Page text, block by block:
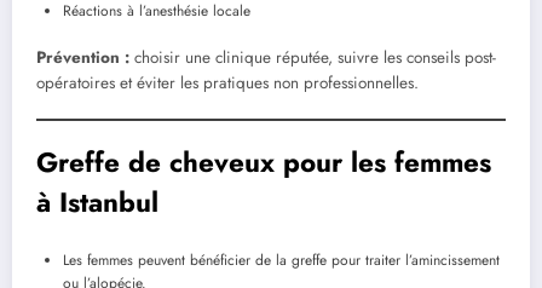
Réactions à l’anesthésie locale
Prévention : choisir une clinique réputée, suivre les conseils post-
opératoires et éviter les pratiques non professionnelles.
Greffe de cheveux pour les femmes
à Istanbul
Les femmes peuvent bénéficier de la greffe pour traiter l’amincissement
ou l’alopécie.